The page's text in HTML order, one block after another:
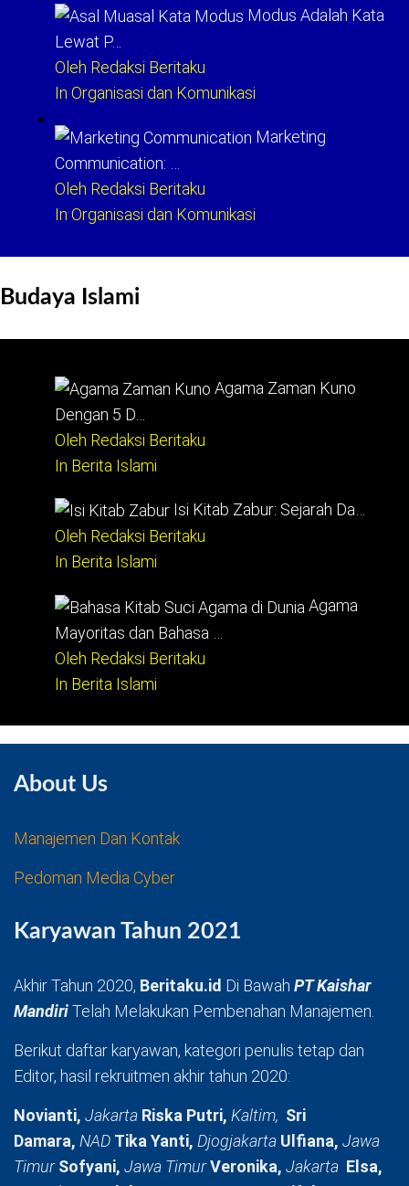
Modus Adalah Kata
Lewat P…
Oleh Redaksi Beritaku
In Organisasi dan Komunikasi
Marketing
Communication: …
Oleh Redaksi Beritaku
In Organisasi dan Komunikasi
Budaya Islami
Agama Zaman Kuno
Dengan 5 D…
Oleh Redaksi Beritaku
In Berita Islami
Isi Kitab Zabur: Sejarah Da…
Oleh Redaksi Beritaku
In Berita Islami
Agama
Mayoritas dan Bahasa …
Oleh Redaksi Beritaku
In Berita Islami
About Us
Manajemen Dan Kontak
Pedoman Media Cyber
Karyawan Tahun 2021
Akhir Tahun 2020, Beritaku.id Di Bawah PT Kaishar
MandiriTelah Melakukan Pembenahan Manajemen.
Berikut daftar karyawan, kategori penulis tetap dan
Editor, hasil rekruitmen akhir tahun 2020:
Novianti, Jakarta Riska Putri, Kaltim, Sri
Damara, NAD Tika Yanti, Djogjakarta Ulfiana, Jawa
TimurSofyani, Jawa TimurVeronika, Jakarta Elsa,